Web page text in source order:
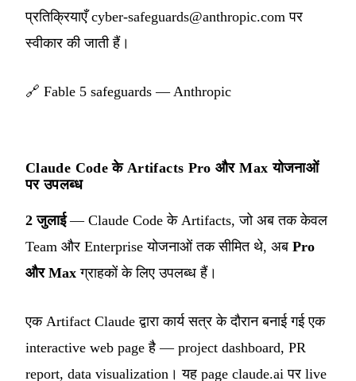
प्रतिक्रियाएँcyber-safeguards@anthropic.com पर
स्वीकार की जाती हैं।
🔗 Fable 5 safeguards — Anthropic
Claude Code के Artifacts Pro और Max योजनाओं
पर उपलब्ध
2 जुलाई— Claude Code के Artifacts, जो अब तक केवल
Team और Enterprise योजनाओं तक सीमित थे, अब Pro
और Max ग्राहकों के लिए उपलब्ध हैं।
एक Artifact Claude द्वारा कार्य सत्र के दौरान बनाई गई एक
interactive web page है — project dashboard, PR
report, data visualization। यह page claude.ai पर live